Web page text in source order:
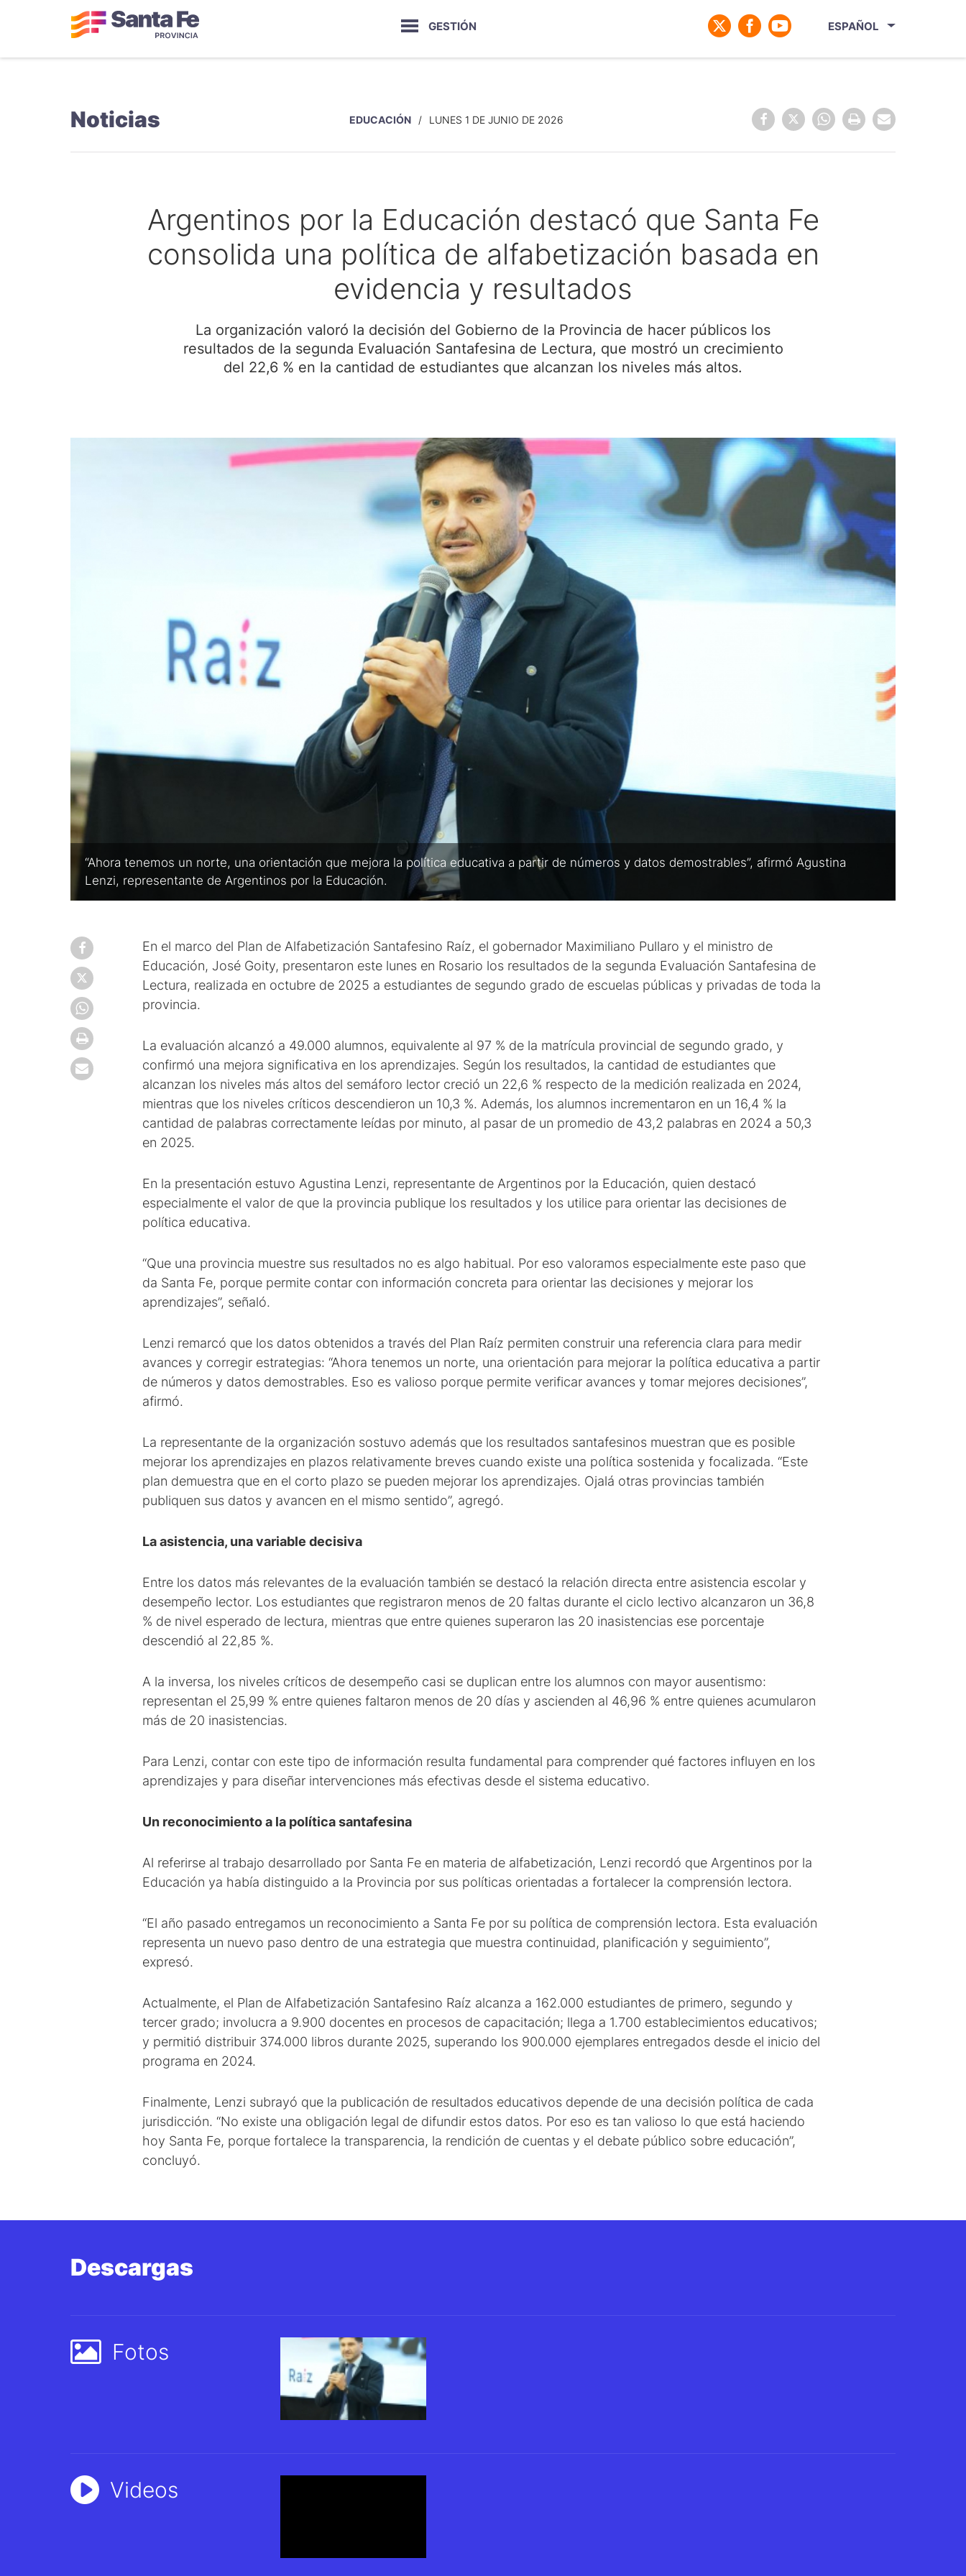
GESTIÓN ESPAÑOL
Noticias EDUCACIÓN LUNES 1 DE JUNIO DE 2026
Argentinos por la Educación destacó que Santa Fe
consolida una política de alfabetización basada en
evidencia y resultados
La organización valoró la decisión del Gobierno de la Provincia de hacer públicos los
resultados de la segunda Evaluación Santafesina de Lectura, que mostró un crecimiento
del 22,6 % en la cantidad de estudiantes que alcanzan los niveles más altos.
“Ahora tenemos un norte, una orientación que mejora la política educativa a partir de números y datos demostrables”, afirmó Agustina
Lenzi, representante de Argentinos por la Educación.
En el marco del Plan de Alfabetización Santafesino Raíz, el gobernador Maximiliano Pullaro y el ministro de
Educación, José Goity, presentaron este lunes en Rosario los resultados de la segunda Evaluación Santafesina de
Lectura, realizada en octubre de 2025 a estudiantes de segundo grado de escuelas públicas y privadas de toda la
provincia.
La evaluación alcanzó a 49.000 alumnos, equivalente al 97 % de la matrícula provincial de segundo grado, y
confirmó una mejora significativa en los aprendizajes. Según los resultados, la cantidad de estudiantes que
alcanzan los niveles más altos del semáforo lector creció un 22,6 % respecto de la medición realizada en 2024,
mientras que los niveles críticos descendieron un 10,3 %. Además, los alumnos incrementaron en un 16,4 % la
cantidad de palabras correctamente leídas por minuto, al pasar de un promedio de 43,2 palabras en 2024 a 50,3
en 2025.
En la presentación estuvo Agustina Lenzi, representante de Argentinos por la Educación, quien destacó
especialmente el valor de que la provincia publique los resultados y los utilice para orientar las decisiones de
política educativa.
“Que una provincia muestre sus resultados no es algo habitual. Por eso valoramos especialmente este paso que
da Santa Fe, porque permite contar con información concreta para orientar las decisiones y mejorar los
aprendizajes”, señaló.
Lenzi remarcó que los datos obtenidos a través del Plan Raíz permiten construir una referencia clara para medir
avances y corregir estrategias: “Ahora tenemos un norte, una orientación para mejorar la política educativa a partir
de números y datos demostrables. Eso es valioso porque permite verificar avances y tomar mejores decisiones”,
afirmó.
La representante de la organización sostuvo además que los resultados santafesinos muestran que es posible
mejorar los aprendizajes en plazos relativamente breves cuando existe una política sostenida y focalizada. “Este
plan demuestra que en el corto plazo se pueden mejorar los aprendizajes. Ojalá otras provincias también
publiquen sus datos y avancen en el mismo sentido”, agregó.
La asistencia, una variable decisiva
Entre los datos más relevantes de la evaluación también se destacó la relación directa entre asistencia escolar y
desempeño lector. Los estudiantes que registraron menos de 20 faltas durante el ciclo lectivo alcanzaron un 36,8
% de nivel esperado de lectura, mientras que entre quienes superaron las 20 inasistencias ese porcentaje
descendió al 22,85 %.
A la inversa, los niveles críticos de desempeño casi se duplican entre los alumnos con mayor ausentismo:
representan el 25,99 % entre quienes faltaron menos de 20 días y ascienden al 46,96 % entre quienes acumularon
más de 20 inasistencias.
Para Lenzi, contar con este tipo de información resulta fundamental para comprender qué factores influyen en los
aprendizajes y para diseñar intervenciones más efectivas desde el sistema educativo.
Un reconocimiento a la política santafesina
Al referirse al trabajo desarrollado por Santa Fe en materia de alfabetización, Lenzi recordó que Argentinos por la
Educación ya había distinguido a la Provincia por sus políticas orientadas a fortalecer la comprensión lectora.
“El año pasado entregamos un reconocimiento a Santa Fe por su política de comprensión lectora. Esta evaluación
representa un nuevo paso dentro de una estrategia que muestra continuidad, planificación y seguimiento”,
expresó.
Actualmente, el Plan de Alfabetización Santafesino Raíz alcanza a 162.000 estudiantes de primero, segundo y
tercer grado; involucra a 9.900 docentes en procesos de capacitación; llega a 1.700 establecimientos educativos;
y permitió distribuir 374.000 libros durante 2025, superando los 900.000 ejemplares entregados desde el inicio del
programa en 2024.
Finalmente, Lenzi subrayó que la publicación de resultados educativos depende de una decisión política de cada
jurisdicción. “No existe una obligación legal de difundir estos datos. Por eso es tan valioso lo que está haciendo
hoy Santa Fe, porque fortalece la transparencia, la rendición de cuentas y el debate público sobre educación”,
concluyó.
Descargas
Fotos
Videos